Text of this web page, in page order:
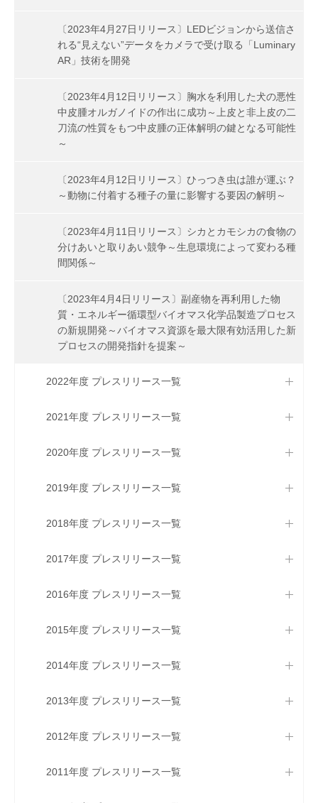
〔2023年4月27日リリース〕LEDビジョンから送信さ
れる“見えない”データをカメラで受け取る「Luminary
AR」技術を開発
〔2023年4月12日リリース〕胸水を利用した犬の悪性
中皮腫オルガノイドの作出に成功～上皮と非上皮の二
刀流の性質をもつ中皮腫の正体解明の鍵となる可能性
～
〔2023年4月12日リリース〕ひっつき虫は誰が運ぶ？
～動物に付着する種子の量に影響する要因の解明～
〔2023年4月11日リリース〕シカとカモシカの食物の
分けあいと取りあい競争～生息環境によって変わる種
間関係～
〔2023年4月4日リリース〕副産物を再利用した物
質・エネルギー循環型バイオマス化学品製造プロセス
の新規開発～バイオマス資源を最大限有効活用した新
プロセスの開発指針を提案～
2022年度 プレスリリース一覧
2021年度 プレスリリース一覧
2020年度 プレスリリース一覧
2019年度 プレスリリース一覧
2018年度 プレスリリース一覧
2017年度 プレスリリース一覧
2016年度 プレスリリース一覧
2015年度 プレスリリース一覧
2014年度 プレスリリース一覧
2013年度 プレスリリース一覧
2012年度 プレスリリース一覧
2011年度 プレスリリース一覧